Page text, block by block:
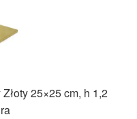
25×25 cm, h 1,2